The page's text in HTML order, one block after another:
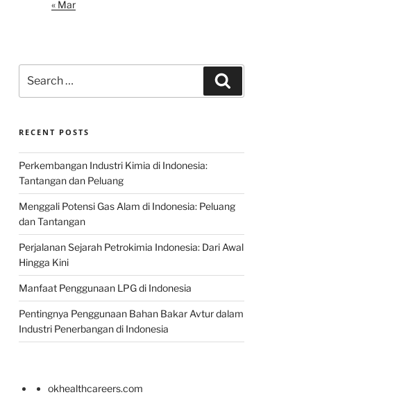
« Mar
for:
RECENT POSTS
Perkembangan Industri Kimia di Indonesia:
Tantangan dan Peluang
Menggali Potensi Gas Alam di Indonesia: Peluang
dan Tantangan
Perjalanan Sejarah Petrokimia Indonesia: Dari Awal
Hingga Kini
Manfaat Penggunaan LPG di Indonesia
Pentingnya Penggunaan Bahan Bakar Avtur dalam
Industri Penerbangan di Indonesia
okhealthcareers.com